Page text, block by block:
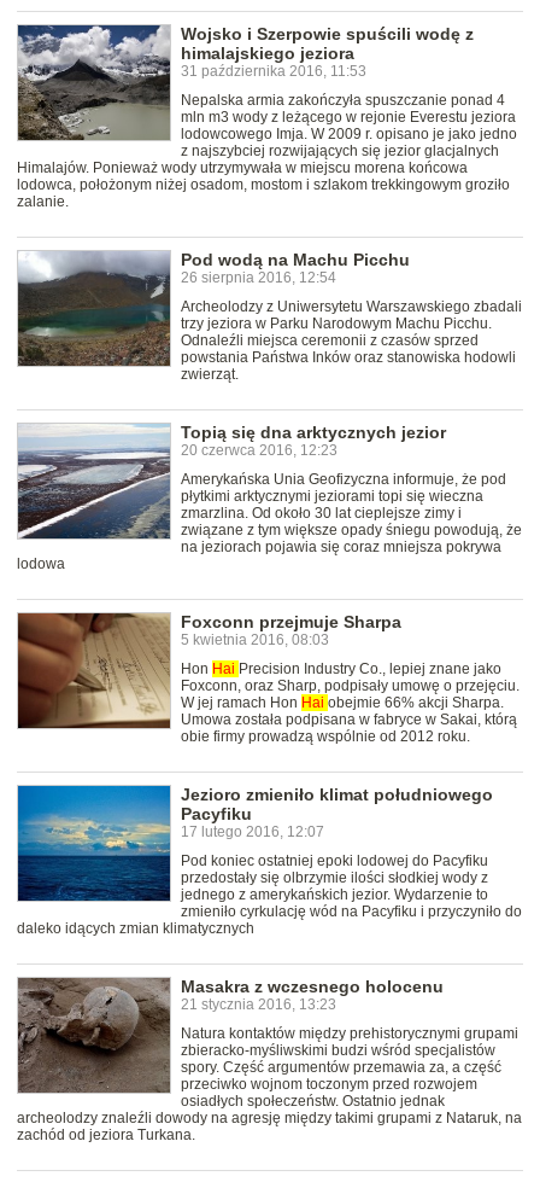
Wojsko i Szerpowie spuścili wodę z
himalajskiego jeziora
31 października 2016, 11:53
Nepalska armia zakończyła spuszczanie ponad 4
mln m3 wody z leżącego w rejonie Everestu jeziora
lodowcowego Imja. W 2009 r. opisano je jako jedno
z najszybciej rozwijających się jezior glacjalnych
Himalajów. Ponieważ wody utrzymywała w miejscu morena końcowa
lodowca, położonym niżej osadom, mostom i szlakom trekkingowym groziło
zalanie.
Pod wodą na Machu Picchu
26 sierpnia 2016, 12:54
Archeolodzy z Uniwersytetu Warszawskiego zbadali
trzy jeziora w Parku Narodowym Machu Picchu.
Odnaleźli miejsca ceremonii z czasów sprzed
powstania Państwa Inków oraz stanowiska hodowli
zwierząt.
Topią się dna arktycznych jezior
20 czerwca 2016, 12:23
Amerykańska Unia Geofizyczna informuje, że pod
płytkimi arktycznymi jeziorami topi się wieczna
zmarzlina. Od około 30 lat cieplejsze zimy i
związane z tym większe opady śniegu powodują, że
na jeziorach pojawia się coraz mniejsza pokrywa
lodowa
Foxconn przejmuje Sharpa
5 kwietnia 2016, 08:03
Hon Hai Precision Industry Co., lepiej znane jako
Foxconn, oraz Sharp, podpisały umowę o przejęciu.
W jej ramach Hon Hai obejmie 66% akcji Sharpa.
Umowa została podpisana w fabryce w Sakai, którą
obie firmy prowadzą wspólnie od 2012 roku.
Jezioro zmieniło klimat południowego
Pacyfiku
17 lutego 2016, 12:07
Pod koniec ostatniej epoki lodowej do Pacyfiku
przedostały się olbrzymie ilości słodkiej wody z
jednego z amerykańskich jezior. Wydarzenie to
zmieniło cyrkulację wód na Pacyfiku i przyczyniło do
daleko idących zmian klimatycznych
Masakra z wczesnego holocenu
21 stycznia 2016, 13:23
Natura kontaktów między prehistorycznymi grupami
zbieracko-myśliwskimi budzi wśród specjalistów
spory. Część argumentów przemawia za, a część
przeciwko wojnom toczonym przed rozwojem
osiadłych społeczeństw. Ostatnio jednak
archeolodzy znaleźli dowody na agresję między takimi grupami z Nataruk, na
zachód od jeziora Turkana.